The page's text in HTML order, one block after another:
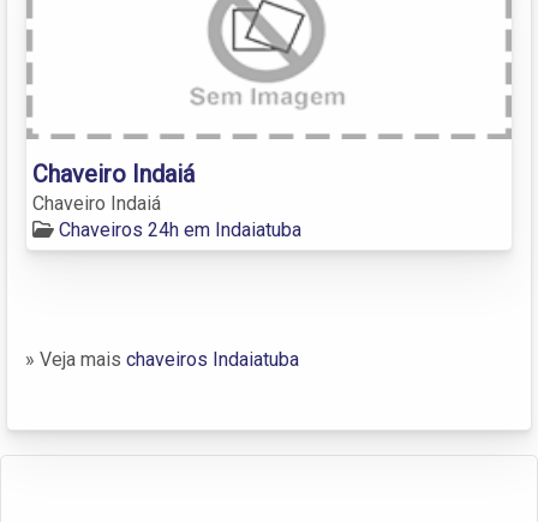
Chaveiro Indaiá
Chaveiro Indaiá
Chaveiros 24h em Indaiatuba
» Veja mais chaveiros Indaiatuba